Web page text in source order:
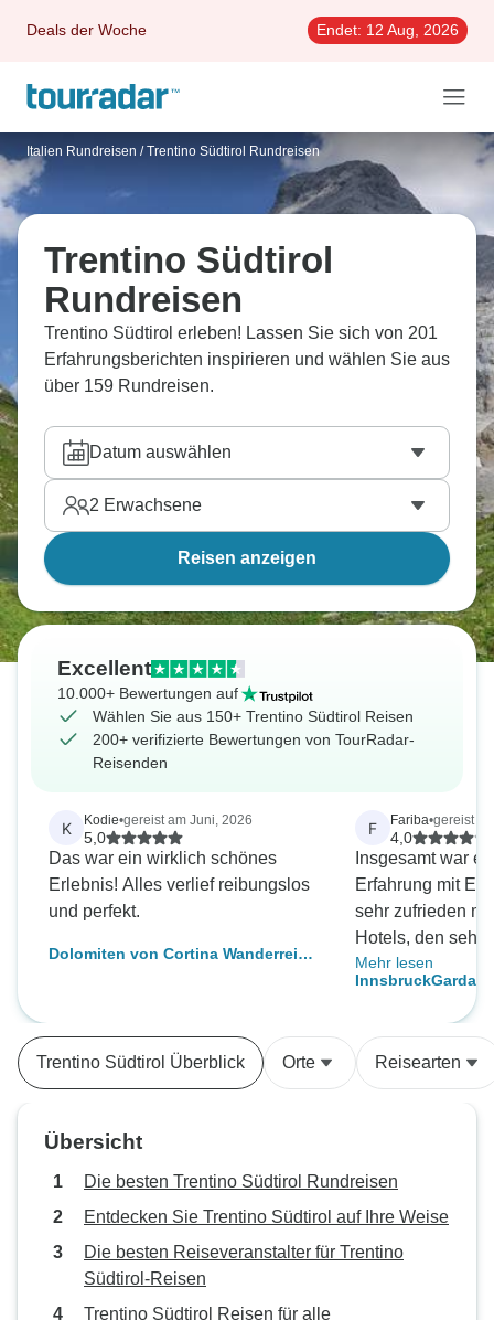
Deals der Woche Endet: 12 Aug, 2026
Italien Rundreisen / Trentino Südtirol Rundreisen
Trentino Südtirol
Rundreisen
Trentino Südtirol erleben! Lassen Sie sich von 201
Erfahrungsberichten inspirieren und wählen Sie aus
über 159 Rundreisen.
Datum auswählen
2 Erwachsene
Reisen anzeigen
Excellent
10.000+ Bewertungen auf
Wählen Sie aus 150+ Trentino Südtirol Reisen
200+ verifizierte Bewertungen von TourRadar-
Reisenden
K Kodie•gereist am Juni, 2026
5,0
Das war ein wirklich schönes
Erlebnis! Alles verlief reibungslos
und perfekt.
Dolomiten von Cortina Wanderreise
F Fariba•gereist
4,0
Insgesamt war
Erfahrung mit
sehr zufrieden
Hotels, den sehr
und dem tollen
Navigations-App
immer wieder
mehrere andere
ein GPS und
der Biker wurde
gegeben und
Mehr lesen
Trentino Südtirol Überblick Orte Reisearten
Übersicht
Die besten Trentino Südtirol Rundreisen
Entdecken Sie Trentino Südtirol auf Ihre Weise
Die besten Reiseveranstalter für Trentino
Südtirol-Reisen
Trentino Südtirol Reisen für alle